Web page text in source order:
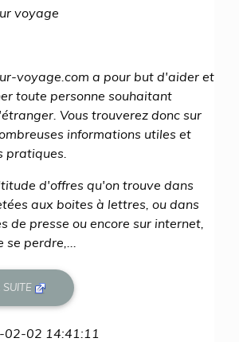
voyage
voyage.com a pour but d'aider et
toute personne souhaitant
Vous trouverez donc sur
informations utiles et
pratiques.
d'offres qu'on trouve dans
aux boites à lettres, ou dans
de presse ou encore sur internet,
perdre,...
SUITE
02-02 14:41:11